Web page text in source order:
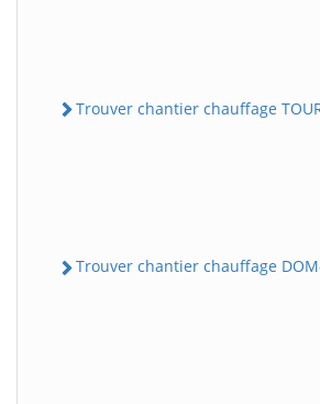
Trouver chantier chauffage
Trouver chantier chauffage